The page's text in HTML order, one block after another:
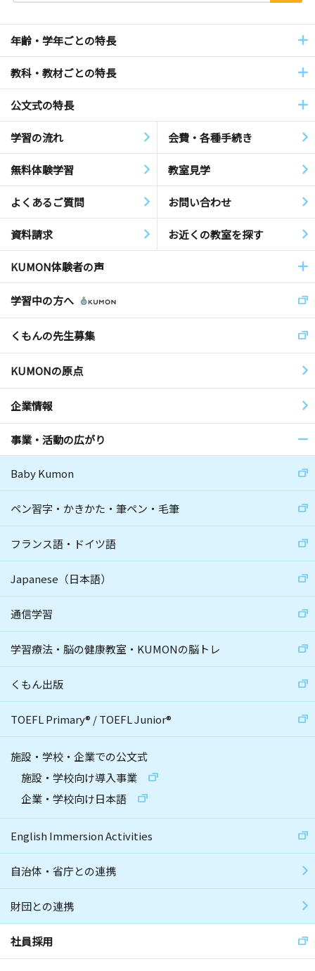
年齢・学年ごとの特長
教科・教材ごとの特長
公文式の特長
学習の流れ 会費・各種手続き
無料体験学習 教室見学
よくあるご質問 お問い合わせ
資料請求 お近くの教室を探す
KUMON体験者の声
学習中の方へ
くもんの先生募集
KUMONの原点
企業情報
事業・活動の広がり
Baby Kumon
ペン習字・かきかた・筆ペン・毛筆
フランス語・ドイツ語
Japanese（日本語）
通信学習
学習療法・脳の健康教室・KUMONの脳トレ
くもん出版
TOEFL Primary® /TOEFL Junior®
施設・学校・企業での公文式
施設・学校向け導入事業
企業・学校向け日本語
English Immersion Activities
自治体・省庁との連携
財団との連携
社員採用